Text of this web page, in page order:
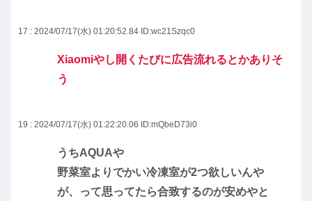
17 : 2024/07/17(水) 01:20:52.84 ID:wc21Szqc0
Xiaomiやし開くたびに広告流れるとかありそ
う
19 : 2024/07/17(水) 01:22:20.06 ID:mQbeD73i0
うちAQUAや
野菜室よりでかい冷凍室が2つ欲しいんや
が、って思ってたら合致するのが安めやと